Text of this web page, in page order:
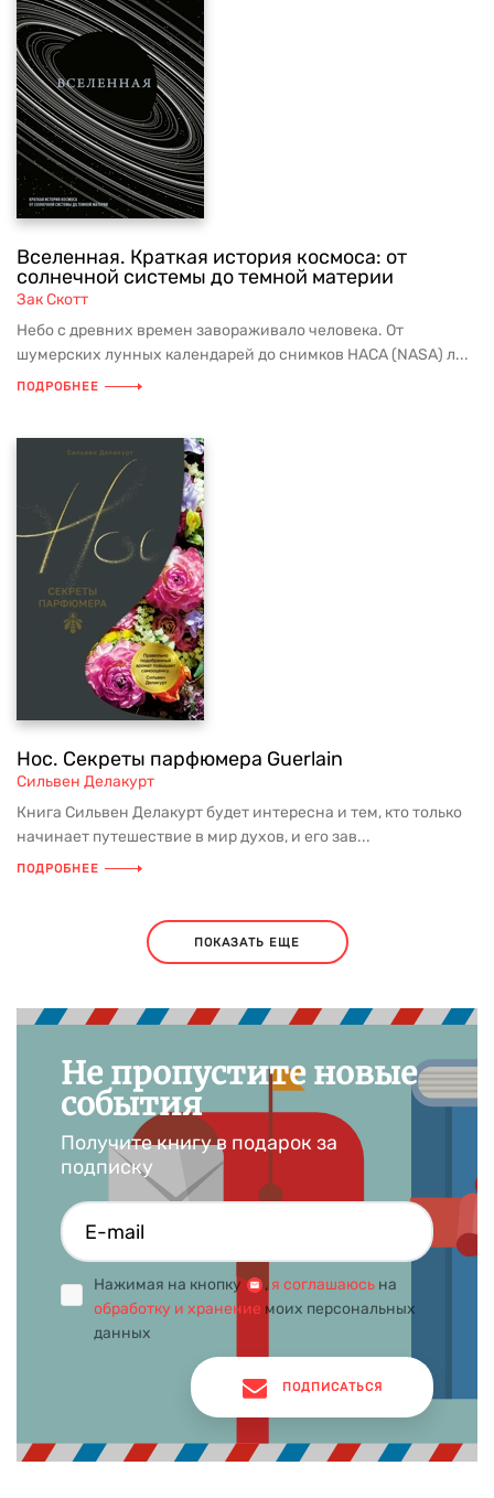
Вселенная. Краткая история космоса: от
солнечной системы до темной материи
Зак Скотт
Небо с древних времен завораживало человека. От
шумерских лунных календарей до снимков НАСА (NASA) л...
ПОДРОБНЕЕ
Нос. Секреты парфюмера Guerlain
Сильвен Делакурт
Книга Сильвен Делакурт будет интересна и тем, кто только
начинает путешествие в мир духов, и его зав...
ПОДРОБНЕЕ
ПОКАЗАТЬ ЕЩЕ
Не пропустите новые
события
Получите книгу в подарок за
подписку
Нажимая на кнопку , я соглашаюсь на
обработку и хранение моих персональных
данных
ПОДПИСАТЬСЯ